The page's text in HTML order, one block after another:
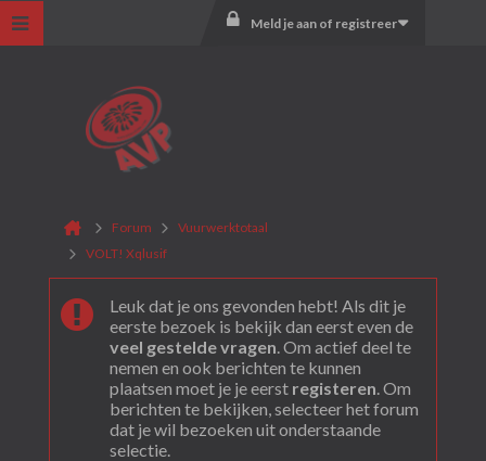
Meld je aan of registreer
Forum
Vuurwerktotaal
VOLT! Xqlusif
Leuk dat je ons gevonden hebt! Als dit je
eerste bezoek is bekijk dan eerst even de
veel gestelde vragen. Om actief deel te
nemen en ook berichten te kunnen
plaatsen moet je je eerst registeren. Om
berichten te bekijken, selecteer het forum
dat je wil bezoeken uit onderstaande
selectie.